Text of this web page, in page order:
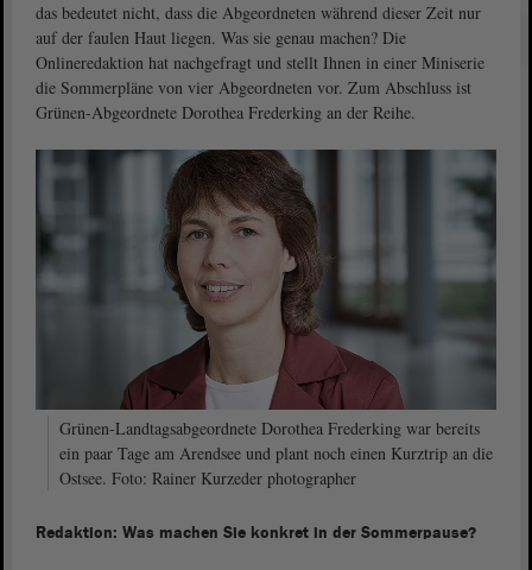
das bedeutet nicht, dass die Abgeordneten während dieser Zeit nur
auf der faulen Haut liegen. Was sie genau machen? Die
Onlineredaktion hat nachgefragt und stellt Ihnen in einer Miniserie
die Sommerpläne von vier Abgeordneten vor. Zum Abschluss ist
Grünen-Abgeordnete Dorothea Frederking an der Reihe.
Grünen-Landtagsabgeordnete Dorothea Frederking war bereits
ein paar Tage am Arendsee und plant noch einen Kurztrip an die
Ostsee. Foto: Rainer Kurzeder photographer
Redaktion: Was machen Sie konkret in der Sommerpause?